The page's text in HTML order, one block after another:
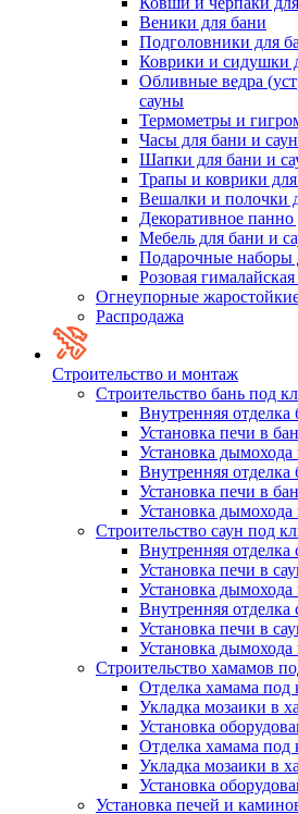
Веники для бани
Подголовники для
Коврики и сидушки
Обливные ведра
сауны
Термометры и
Часы для бани и
Шапки для бани и
Трапы и коврики
Вешалки и полочки
Декоративное
Мебель для бани и
Подарочные наборы
Розовая
Огнеупорные
Распродажа
Строительство и монтаж
Строительство бань под
Внутренняя
Установка печи в
Установка дымохода
Внутренняя
Установка печи в
Установка дымохода
Строительство саун под
Внутренняя
Установка печи в
Установка дымохода
Внутренняя
Установка печи в
Установка дымохода
Строительство хамамов
Отделка хамама под
Укладка мозаики в
Установка
Отделка хамама под
Укладка мозаики в
Установка
Установка печей и